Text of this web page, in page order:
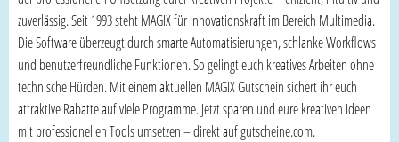
zuverlässig. Seit 1993 steht MAGIX für Innovationskraft im Bereich Multimedia.
Die Software überzeugt durch smarte Automatisierungen, schlanke Workflows
und benutzerfreundliche Funktionen. So gelingt euch kreatives Arbeiten ohne
technische Hürden. Mit einem aktuellen MAGIX Gutschein sichert ihr euch
attraktive Rabatte auf viele Programme. Jetzt sparen und eure kreativen Ideen
mit professionellen Tools umsetzen – direkt auf gutscheine.com.